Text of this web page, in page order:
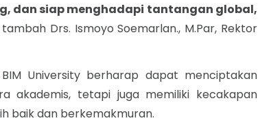
dan siap menghadapi tantangan global,
tambah Drs. Ismoyo Soemarlan., M.Par, Rektor
University berharap dapat menciptakan
akademis, tetapi juga memiliki kecakapan
baik dan berkemakmuran.